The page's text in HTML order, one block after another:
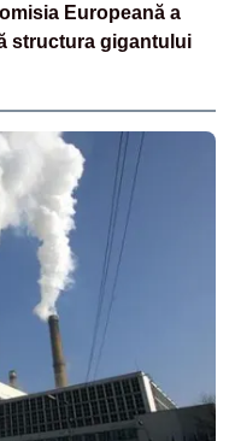
Europeană a
structura gigantului